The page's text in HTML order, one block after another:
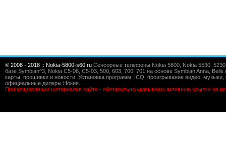
© 2008 - 2018 :: Nokia-5800-s60.ru Сенсорные телефоны Nokia 5800, Nokia 5530,
базе Symbian^3, Nokia C5-06, C5-03, 500, 603, 700, 701 на основе Symbian Anna,
карты, прошивки и новости. Установка программ, ICQ, проигрывание видео,
официальные дилеры Нокия.
При копировании материалов сайта - обязательно указываем активную ссылку на